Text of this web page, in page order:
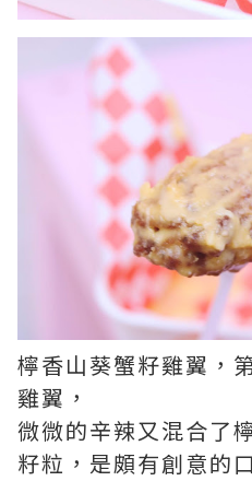
檸香山葵蟹籽雞翼，
雞翼，
微微的辛辣又混合了
籽粒，是頗有創意的